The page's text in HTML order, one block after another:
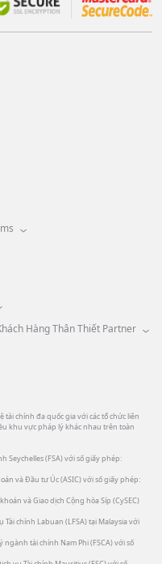
Hàng Thân Thiết Partner
chính đa quốc gia với các tổ chức liên
khu vực pháp lý khác nhau trên toàn
Seychelles (FSA) với số giấy phép:
và Đầu tư Úc (ASIC) với số giấy phép:
và Giao dịch Cộng hòa Síp (CySEC)
chính Labuan (LFSA) tại Malaysia với
tài chính Nam Phi (FSCA) với số